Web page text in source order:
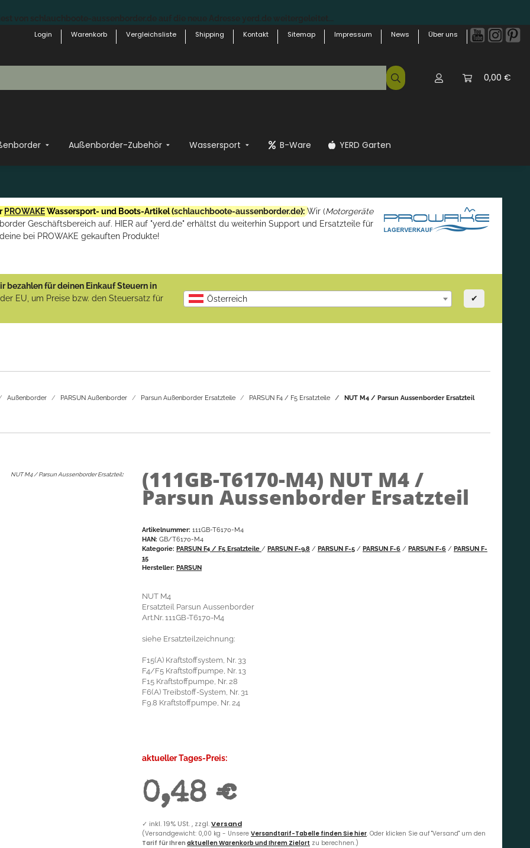
Login
Warenkorb Vergleichsliste Shipping Kontakt Sitemap Impressum News Über uns
0,00 €
Außenborder-Zubehör Wassersport B-Ware YERD Garten
PROWAKEWassersport- und Boots-Artikel (schlauchboote-aussenborder.de): Wir (Motorgeräte
Geschäftsbereich auf. HIER auf "yerd.de" erhältst du weiterhin Support und Ersatzteile für
deine bei PROWAKE gekauften Produkte!
bezahlen für deinen Einkauf Steuern in
EU, um Preise bzw. den Steuersatz für
Österreich ✔
Außenborder PARSUN Außenborder Parsun Außenborder Ersatzteile PARSUN F4 / F5 Ersatzteile NUT M4 / Parsun Aussenborder Ersatzteil
NUT M4 / Parsun Aussenborder Ersatzteil: (111GB-T6170-M4) NUT M4 /
Parsun Aussenborder Ersatzteil
Artikelnummer: 111GB-T6170-M4
HAN: GB/T6170-M4
Kategorie: PARSUN F4 / F5 Ersatzteile / PARSUN F-9.8 / PARSUN F-5 / PARSUN F-6 / PARSUN F-6 / PARSUN F-
15
Hersteller: PARSUN
NUT M4
Ersatzteil Parsun Aussenborder
Art.Nr. 111GB-T6170-M4
siehe Ersatzteilzeichnung:
F15(A) Kraftstoffsystem, Nr. 33
F4/F5 Kraftstoffpumpe, Nr. 13
F15 Kraftstoffpumpe, Nr. 28
F6(A) Treibstoff-System, Nr. 31
F9.8 Kraftstoffpumpe, Nr. 24
aktueller Tages-Preis:
0,48 €
✓ inkl. 19% USt. , zzgl.Versand
(Versandgewicht: 0,00 kg - Unsere Versandtarif-Tabelle finden Sie hier. Oder klicken Sie auf "Versand" um den
Tarif für Ihren aktuellen Warenkorb und Ihrem Zielort zu berechnen.)